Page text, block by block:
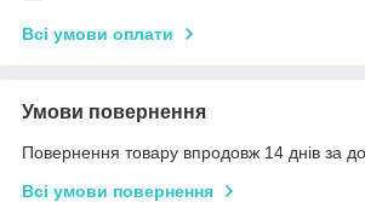
Всі умови оплати
Умови повернення
Повернення товару впродовж 14 днів за
Всі умови повернення